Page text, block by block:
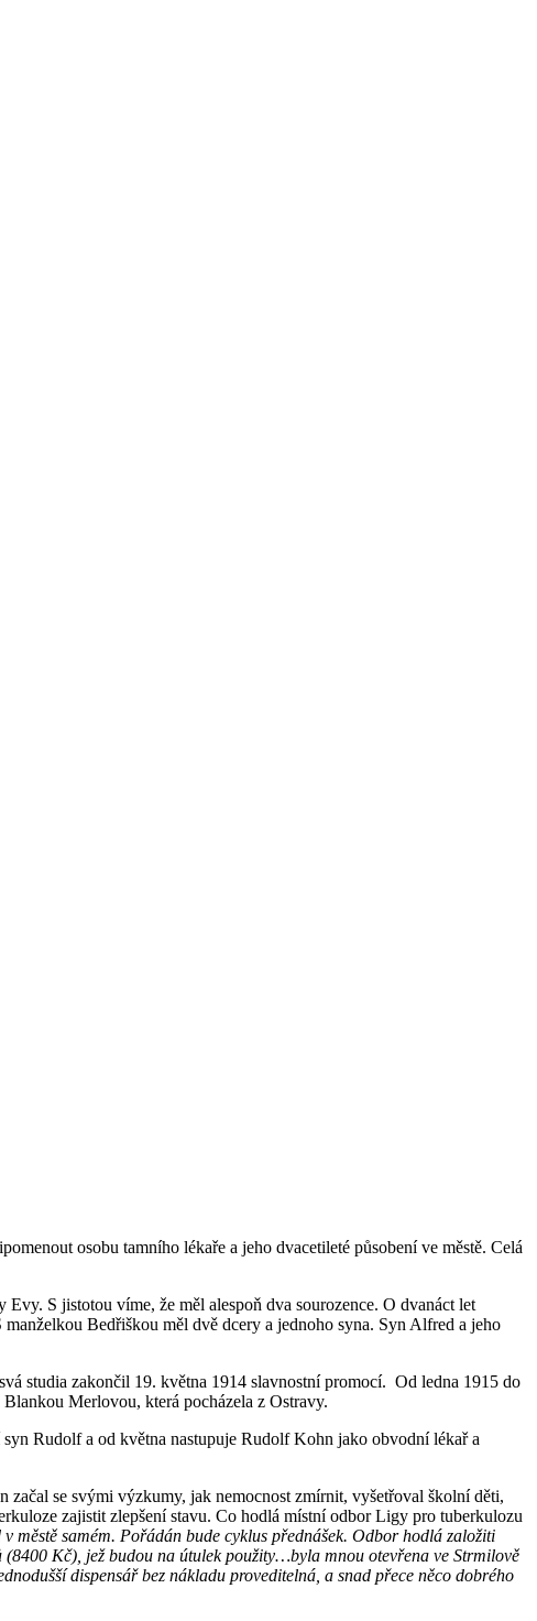
osobu tamního lékaře a jeho dvacetileté působení ve městě. Celá
S jistotou víme, že měl alespoň dva sourozence. O dvanáct let
Bedřiškou měl dvě dcery a jednoho syna. Syn Alfred a jeho
studia zakončil 19. května 1914 slavnostní promocí. Od ledna 1915 do
Merlovou, která pocházela z Ostravy.
Rudolf a od května nastupuje Rudolf Kohn jako obvodní lékař a
se svými výzkumy, jak nemocnost zmírnit, vyšetřoval školní děti,
zajistit zlepšení stavu. Co hodlá místní odbor Ligy pro tuberkulozu
městě samém. Pořádán bude cyklus přednášek. Odbor hodlá založiti
Kč), jež budou na útulek použity…byla mnou otevřena ve Strmilově
dispensář bez nákladu proveditelná, a snad přece něco dobrého